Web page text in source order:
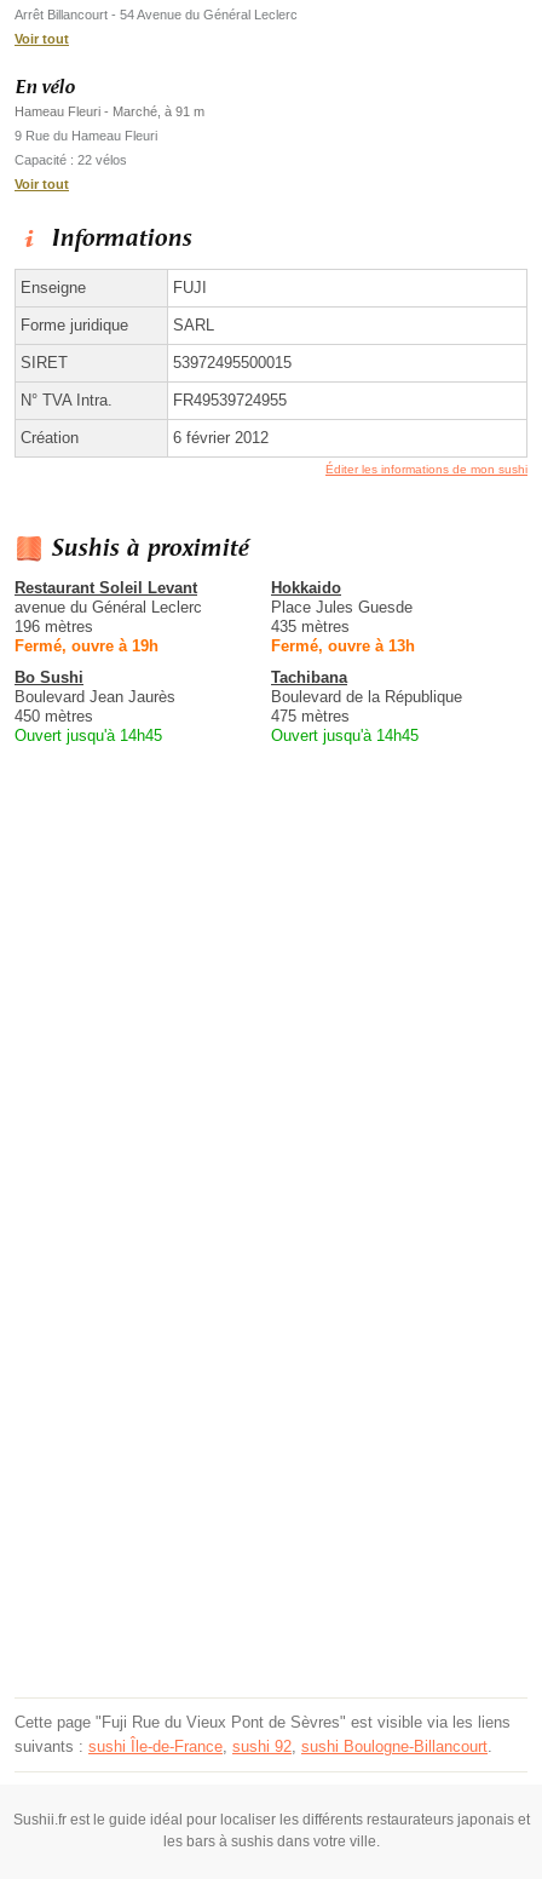
Arrêt Billancourt - 54 Avenue du Général Leclerc
Voir tout
En vélo
Hameau Fleuri - Marché, à 91 m
9 Rue du Hameau Fleuri
Capacité : 22 vélos
Voir tout
Informations
Enseigne FUJI
Forme juridique SARL
SIRET 53972495500015
N° TVA Intra. FR49539724955
Création 6 février 2012
Éditer les informations de mon sushi
Sushis à proximité
Restaurant Soleil Levant
avenue du Général Leclerc
196 mètres
Fermé, ouvre à 19h
Hokkaido
Place Jules Guesde
435 mètres
Fermé, ouvre à 13h
Bo Sushi
Boulevard Jean Jaurès
450 mètres
Ouvert jusqu'à 14h45
Tachibana
Boulevard de la République
475 mètres
Ouvert jusqu'à 14h45
Cette page "Fuji Rue du Vieux Pont de Sèvres" est visible via les liens
suivants : sushi Île-de-France sushi 92 sushi Boulogne-Billancourt
Sushii.fr est le guide idéal pour localiser les différents restaurateurs japonais et
les bars à sushis dans votre ville.